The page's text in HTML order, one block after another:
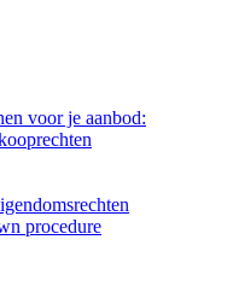
voor je aanbod:
procedure